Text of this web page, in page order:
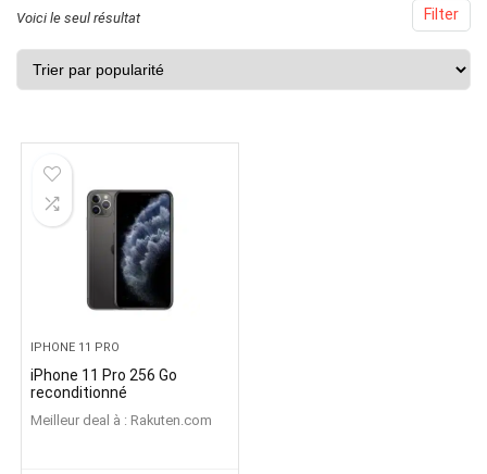
Filter
Voici le seul résultat
IPHONE 11 PRO
iPhone 11 Pro 256 Go
reconditionné
Meilleur deal à : rakuten.com